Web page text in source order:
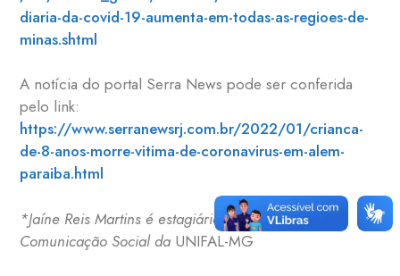
diaria-da-covid-19-aumenta-em-todas-as-regioes-de-
minas.shtml
A notícia do portal Serra News pode ser conferida
pelo link:
https://www.serranewsrj.com.br/2022/01/crianca-
de-8-anos-morre-vitima-de-coronavirus-em-alem-
paraiba.html
*Jaíne Reis Martins é estagiária da Diretoria de
Comunicação Social da UNIFAL-MG